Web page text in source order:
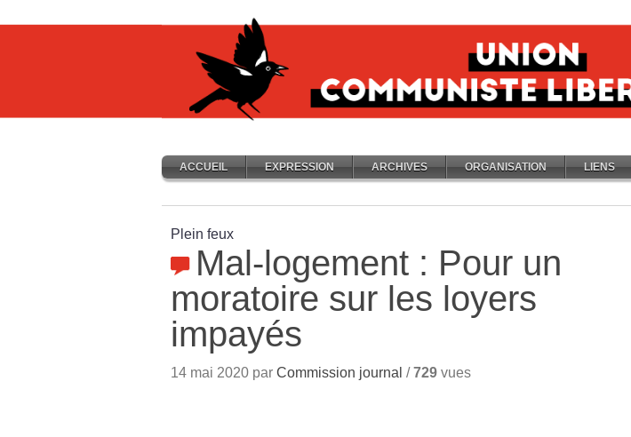
ACCUEIL EXPRESSION ARCHIVES ORGANISATION LIENS
Plein feux
Mal-logement : Pour un
moratoire sur les loyers
impayés
14 mai 2020 par Commission journal /729 vues